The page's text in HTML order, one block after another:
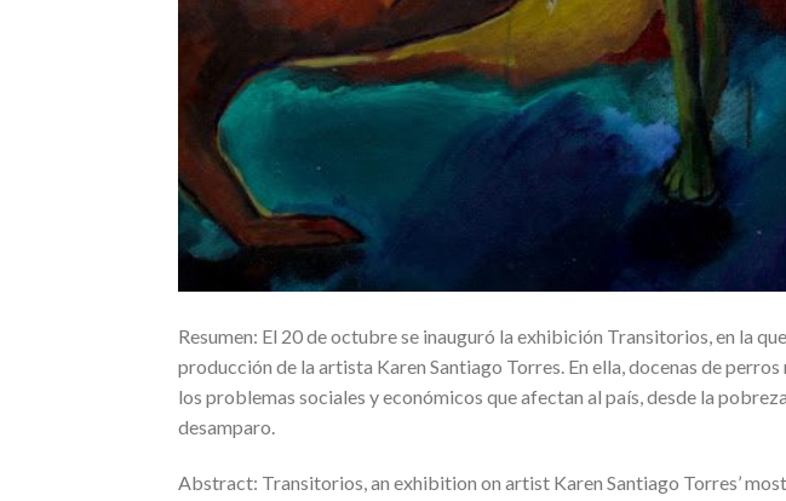
Resumen: El 20 de octubre se inauguró la exhibición Transitorios, en la
producción de la artista Karen Santiago Torres. En ella, docenas de
los problemas sociales y económicos que afectan al país, desde la
desamparo.
Abstract: Transitorios, an exhibition on artist Karen Santiago Torres’